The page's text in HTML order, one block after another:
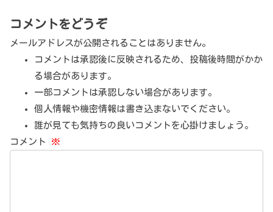
コメントをどうぞ
メールアドレスが公開されることはありません。
コメントは承認後に反映されるため、投稿後時間がかか
る場合があります。
一部コメントは承認しない場合があります。
個人情報や機密情報は書き込まないでください。
誰が見ても気持ちの良いコメントを心掛けましょう。
コメント ※